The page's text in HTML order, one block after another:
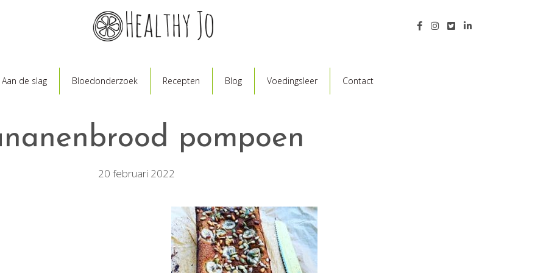
Aan de slag Bloedonderzoek Recepten Blog Voedingsleer Contact
pompoen
20 februari 2022